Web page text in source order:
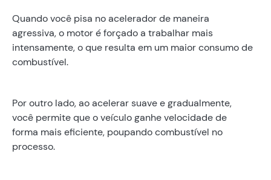
Quando você pisa no acelerador de maneira
agressiva, o motor é forçado a trabalhar mais
intensamente, o que resulta em um maior consumo de
combustível.
Por outro lado, ao acelerar suave e gradualmente,
você permite que o veículo ganhe velocidade de
forma mais eficiente, poupando combustível no
processo.